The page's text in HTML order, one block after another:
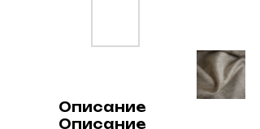
Описание
Описание